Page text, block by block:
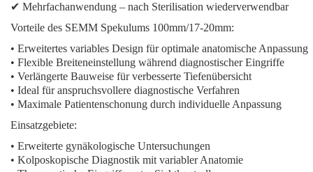
✔ Mehrfachanwendung – nach Sterilisation wiederverwendbar
Vorteile des SEMM Spekulums 100mm/17-20mm:
• Erweitertes variables Design für optimale anatomische Anpassung
• Flexible Breiteneinstellung während diagnostischer Eingriffe
• Verlängerte Bauweise für verbesserte Tiefenübersicht
• Ideal für anspruchsvollere diagnostische Verfahren
• Maximale Patientenschonung durch individuelle Anpassung
Einsatzgebiete:
• Erweiterte gynäkologische Untersuchungen
• Kolposkopische Diagnostik mit variabler Anatomie